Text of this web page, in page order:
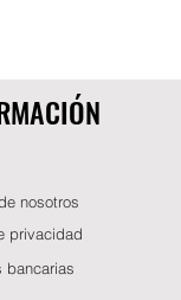
nosotros
privacidad
bancarias